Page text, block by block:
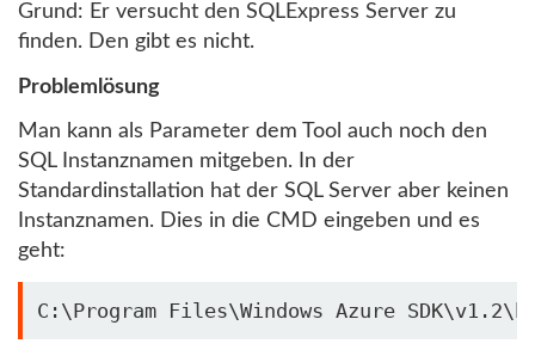
Grund: Er versucht den SQLExpress Server zu
finden. Den gibt es nicht.
Problemlösung
Man kann als Parameter dem Tool auch noch den
SQL Instanznamen mitgeben. In der
Standardinstallation hat der SQL Server aber keinen
Instanznamen. Dies in die CMD eingeben und es
geht:
C:\Program Files\Windows Azure